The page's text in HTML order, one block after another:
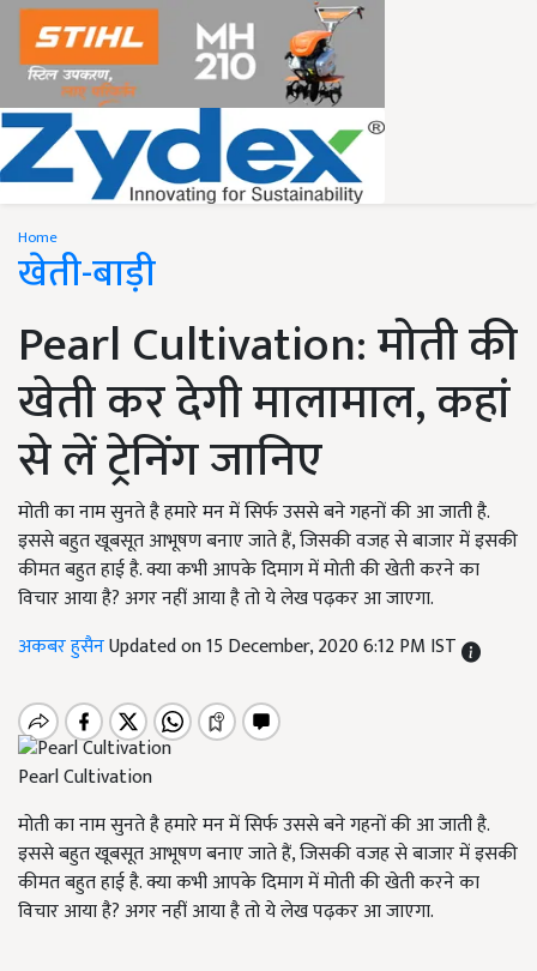
Home
खेती-बाड़ी
Pearl Cultivation: मोती की
खेती कर देगी मालामाल, कहां
से लें ट्रेनिंग जानिए
मोती का नाम सुनते है हमारे मन में सिर्फ उससे बने गहनों की आ जाती है.
इससे बहुत खूबसूत आभूषण बनाए जाते हैं, जिसकी वजह से बाजार में इसकी
कीमत बहुत हाई है. क्या कभी आपके दिमाग में मोती की खेती करने का
विचार आया है? अगर नहीं आया है तो ये लेख पढ़कर आ जाएगा.
अकबर हुसैनUpdated on 15 December, 2020 6:12 PM IST
Pearl Cultivation
मोती का नाम सुनते है हमारे मन में सिर्फ उससे बने गहनों की आ जाती है.
इससे बहुत खूबसूत आभूषण बनाए जाते हैं, जिसकी वजह से बाजार में इसकी
कीमत बहुत हाई है. क्या कभी आपके दिमाग में मोती की खेती करने का
विचार आया है? अगर नहीं आया है तो ये लेख पढ़कर आ जाएगा.